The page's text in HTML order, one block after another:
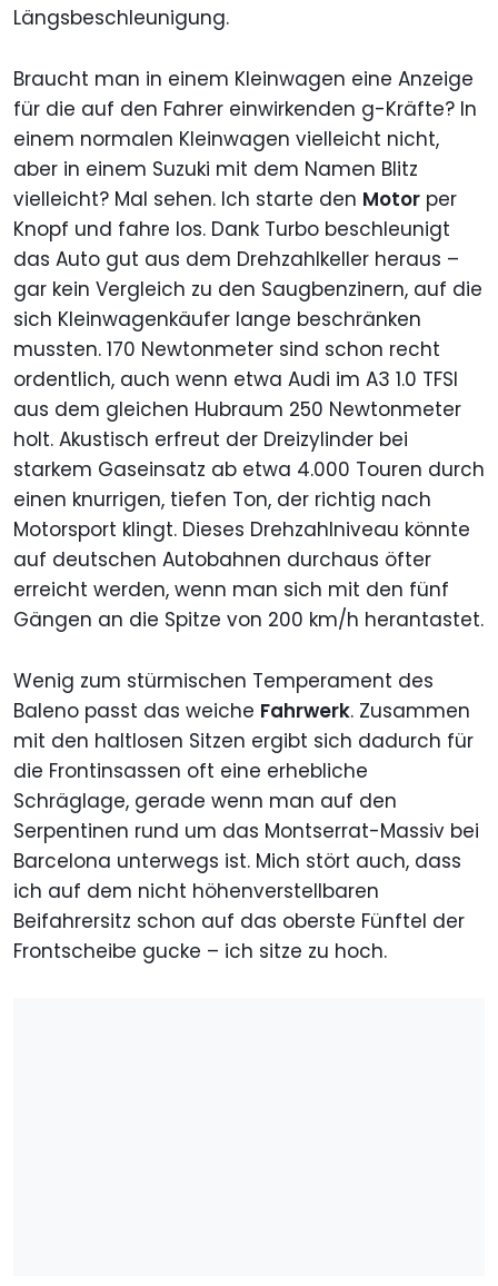
Längsbeschleunigung.
Braucht man in einem Kleinwagen eine Anzeige
für die auf den Fahrer einwirkenden g-Kräfte? In
einem normalen Kleinwagen vielleicht nicht,
aber in einem Suzuki mit dem Namen Blitz
vielleicht? Mal sehen. Ich starte den Motor per
Knopf und fahre los. Dank Turbo beschleunigt
das Auto gut aus dem Drehzahlkeller heraus –
gar kein Vergleich zu den Saugbenzinern, auf die
sich Kleinwagenkäufer lange beschränken
mussten. 170 Newtonmeter sind schon recht
ordentlich, auch wenn etwa Audi im A3 1.0 TFSI
aus dem gleichen Hubraum 250 Newtonmeter
holt. Akustisch erfreut der Dreizylinder bei
starkem Gaseinsatz ab etwa 4.000 Touren durch
einen knurrigen, tiefen Ton, der richtig nach
Motorsport klingt. Dieses Drehzahlniveau könnte
auf deutschen Autobahnen durchaus öfter
erreicht werden, wenn man sich mit den fünf
Gängen an die Spitze von 200 km/h herantastet.
Wenig zum stürmischen Temperament des
Baleno passt das weiche Fahrwerk. Zusammen
mit den haltlosen Sitzen ergibt sich dadurch für
die Frontinsassen oft eine erhebliche
Schräglage, gerade wenn man auf den
Serpentinen rund um das Montserrat-Massiv bei
Barcelona unterwegs ist. Mich stört auch, dass
ich auf dem nicht höhenverstellbaren
Beifahrersitz schon auf das oberste Fünftel der
Frontscheibe gucke – ich sitze zu hoch.